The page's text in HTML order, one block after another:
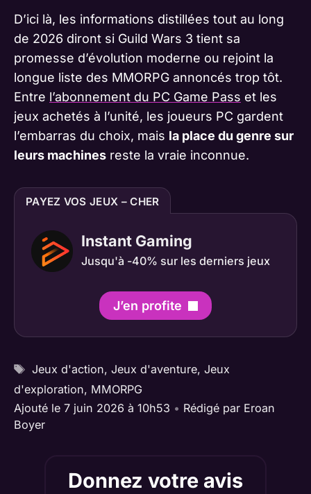
D’ici là, les informations distillées tout au long
de 2026 diront si Guild Wars 3 tient sa
promesse d’évolution moderne ou rejoint la
longue liste des MMORPG annoncés trop tôt.
Entre l’abonnement du PC Game Pass et les
jeux achetés à l’unité, les joueurs PC gardent
l’embarras du choix, mais la place du genre sur
leurs machines reste la vraie inconnue.
PAYEZ VOS JEUX – CHER
Instant Gaming
Jusqu'à -40% sur les derniers jeux
J’en profite
Étiquettes
Jeux d'action, Jeux d'aventure, Jeux
d'exploration, MMORPG
Ajouté le 7 juin 2026 à 10h53 • Rédigé par Eroan
Boyer
Donnez votre avis